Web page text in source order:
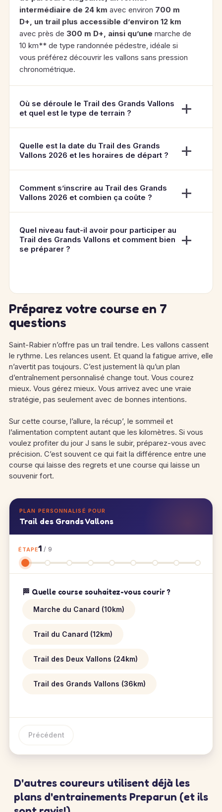
intermédiaire de 24 km avec environ 700 m
D+, un trail plus accessible d’environ 12 km
avec près de 300 m D+, ainsi qu’une marche de
10 km** de type randonnée pédestre, idéale si
vous préférez découvrir les vallons sans pression
chronométrique.
Où se déroule le Trail des Grands Vallons
et quel est le type de terrain ?
Quelle est la date du Trail des Grands
Vallons 2026 et les horaires de départ ?
Comment s’inscrire au Trail des Grands
Vallons 2026 et combien ça coûte ?
Quel niveau faut-il avoir pour participer au
Trail des Grands Vallons et comment bien
se préparer ?
Préparez votre course en 7
questions
Saint-Rabier n’offre pas un trail tendre. Les vallons cassent
le rythme. Les relances usent. Et quand la fatigue arrive, elle
n’avertit pas toujours. C’est justement là qu’un plan
d’entraînement personnalisé change tout. Vous courez
mieux. Vous gérez mieux. Vous arrivez avec une vraie
stratégie, pas seulement avec de bonnes intentions.
Sur cette course, l’allure, la récup’, le sommeil et
l’alimentation comptent autant que les kilomètres. Si vous
voulez profiter du jour J sans le subir, préparez-vous avec
précision. C’est souvent ce qui fait la différence entre une
course qui laisse des regrets et une course qui laisse un
souvenir fort.
PLAN PERSONNALISÉ POUR
Trail des Grands Vallons
ÉTAPE1 / 9
🏁 Quelle course souhaitez-vous courir ?
Marche du Canard (10km)
Trail du Canard (12km)
Trail des Deux Vallons (24km)
Trail des Grands Vallons (36km)
Précédent
D'autres coureurs utilisent déjà les
plans d'entrainements Preparun (et ils